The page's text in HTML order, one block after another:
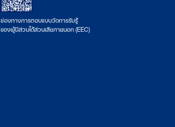
ช่องทางการตอบแบบวัดการรับรู้
ของผู้มีส่วนได้ส่วนเสียภายนอก (EEC)